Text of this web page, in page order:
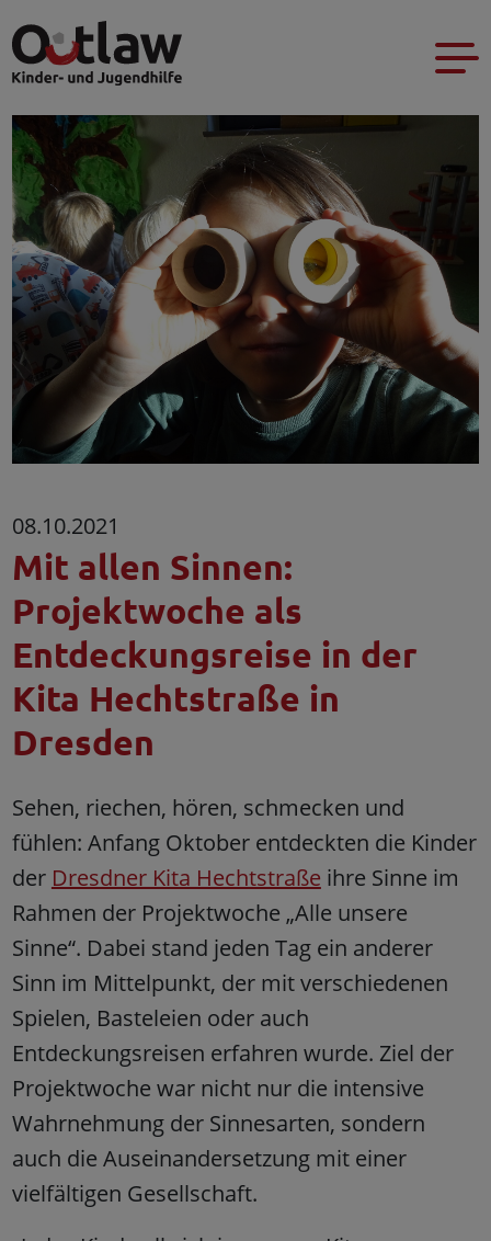
08.10.2021
Mit allen Sinnen:
Projektwoche als
Entdeckungsreise in der
Kita Hechtstraße in
Dresden
Sehen, riechen, hören, schmecken und
fühlen: Anfang Oktober entdeckten die Kinder
der Dresdner Kita Hechtstraße ihre Sinne im
Rahmen der Projektwoche „Alle unsere
Sinne“. Dabei stand jeden Tag ein anderer
Sinn im Mittelpunkt, der mit verschiedenen
Spielen, Basteleien oder auch
Entdeckungsreisen erfahren wurde. Ziel der
Projektwoche war nicht nur die intensive
Wahrnehmung der Sinnesarten, sondern
auch die Auseinandersetzung mit einer
vielfältigen Gesellschaft.